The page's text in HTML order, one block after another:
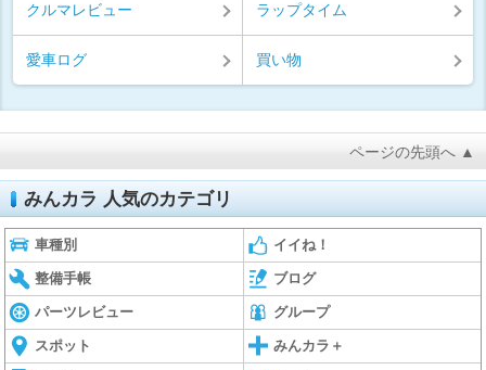
クルマレビュー ラップタイム
愛車ログ 買い物
ページの先頭へ ▲
みんカラ 人気のカテゴリ
車種別 イイね！
整備手帳 ブログ
パーツレビュー グループ
スポット みんカラ＋